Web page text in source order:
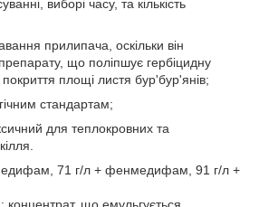
виборі часу, та кількість
прилипача, оскільки він
препарату, що поліпшує гербіцидну
площі листя бур'бур'янів;
стандартам;
для теплокровних та
71 г/л + фенмедифам, 91 г/л +